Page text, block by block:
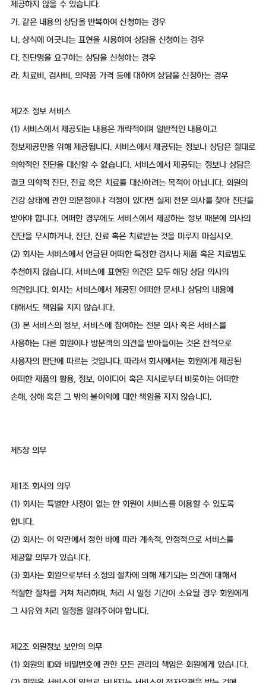
제공하지 않을 수 있습니다.
가. 같은 내용의 상담을 반복하여 신청하는 경우
나. 상식에 어긋나는 표현을 사용하여 상담을 신청하는 경우
다. 진단명을 요구하는 상담을 신청하는 경우
라. 치료비, 검사비, 의약품 가격 등에 대하여 상담을 신청하는 경우
제2조 정보 서비스
(1) 서비스에서 제공되는 내용은 개략적이며 일반적인 내용이고
정보제공만을 위해 제공됩니다. 서비스에서 제공되는 정보나 상담은 절대로
의학적인 진단을 대신할 수 없습니다. 서비스에서 제공되는 정보나 상담은
결코 의학적 진단, 진료 혹은 치료를 대신하려는 목적이 아닙니다. 회원의
건강 상태에 관한 의문점이나 걱정이 있다면 실제 전문 의사를 찾아 진단을
받아야 합니다. 어떠한 경우에도 서비스에서 제공하는 정보 때문에 의사의
진단을 무시하거나, 진단, 진료 혹은 치료받는 것을 미루지 마십시오.
(2) 회사는 서비스에서 언급된 어떠한 특정한 검사나 제품 혹은 치료법도
추천하지 않습니다. 서비스에 표현된 의견은 모두 해당 상담 의사의
의견입니다. 회사는 서비스에서 제공된 어떠한 문서나 상담의 내용에
대해서도 책임을 지지 않습니다.
(3) 본 서비스의 정보, 서비스에 참여하는 전문 의사 혹은 서비스를
사용하는 다른 회원이나 방문객의 의견을 받아들이는 것은 전적으로
사용자의 판단에 따르는 것입니다. 따라서 회사에서는 회원에게 제공된
어떠한 제품의 활용, 정보, 아이디어 혹은 지시로부터 비롯하는 어떠한
손해, 상해 혹은 그 밖의 불이익에 대한 책임을 지지 않습니다.
제5장 의무
제1조 회사의 의무
(1) 회사는 특별한 사정이 없는 한 회원이 서비스를 이용할 수 있도록
합니다.
(2) 회사는 이 약관에서 정한 바에 따라 계속적, 안정적으로 서비스를
제공할 의무가 있습니다.
(3) 회사는 회원으로부터 소정의 절차에 의해 제기되는 의견에 대해서
적절한 절차를 거쳐 처리하며, 처리 시 일정 기간이 소요될 경우 회원에게
그 사유와 처리 일정을 알려주어야 합니다.
제2조 회원정보 보안의 의무
(1) 회원의 ID와 비밀번호에 관한 모든 관리의 책임은 회원에게 있습니다.